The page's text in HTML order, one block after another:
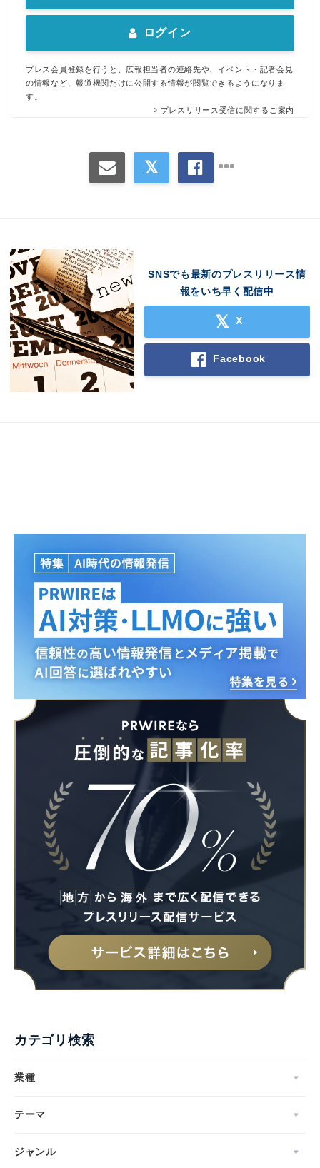
ログイン
プレス会員登録を行うと、広報担当者の連絡先や、イベント・記者会見
の情報など、報道機関だけに公開する情報が閲覧できるようになりま
す。
プレスリリース受信に関するご案内
SNSでも最新のプレスリリース情
報をいち早く配信中
X
Facebook
カテゴリ検索
業種
テーマ
ジャンル
English